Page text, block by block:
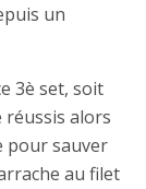
un
3è set, soit
réussis alors
pour sauver
au filet